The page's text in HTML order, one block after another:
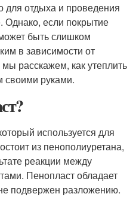
для отдыха и проведения
Однако, если покрытие
быть слишком
в зависимости от
расскажем, как утеплить
своими руками.
используется для
из пенополиуретана,
реакции между
Пенопласт обладает
подвержен разложению.